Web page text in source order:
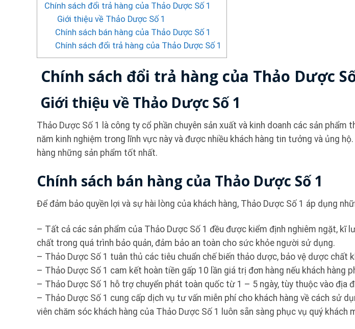
Chính sách đổi trả hàng của Thảo Dược Số 1
Giới thiệu về Thảo Dược Số 1
Chính sách bán hàng của Thảo Dược Số 1
Chính sách đổi trả hàng của Thảo Dược Số 1
Chính sách đổi trả hàng của Thảo Dược
Giới thiệu về Thảo Dược Số 1
Thảo Dược Số 1 là công ty cổ phần chuyên sản xuất và kinh doanh các sản
năm kinh nghiệm trong lĩnh vực này và được nhiều khách hàng tin tưởng và ủng
hàng những sản phẩm tốt nhất.
Chính sách bán hàng của Thảo Dược Số 1
Để đảm bảo quyền lợi và sự hài lòng của khách hàng, Thảo Dược Số 1 áp dụng
– Tất cả các sản phẩm của Thảo Dược Số 1 đều được kiểm định nghiêm ngặt,
chất trong quá trình bảo quản, đảm bảo an toàn cho sức khỏe người sử dụng.
– Thảo Dược Số 1 tuân thủ các tiêu chuẩn chế biến thảo dược, bảo vệ dược chất
– Thảo Dược Số 1 cam kết hoàn tiền gấp 10 lần giá trị đơn hàng nếu khách hàng
– Thảo Dược Số 1 hỗ trợ chuyển phát toàn quốc từ 1 – 5 ngày, tùy thuộc vào địa
– Thảo Dược Số 1 cung cấp dịch vụ tư vấn miễn phí cho khách hàng về cách sử
viên chăm sóc khách hàng của Thảo Dược Số 1 luôn sẵn sàng phục vụ quý khách